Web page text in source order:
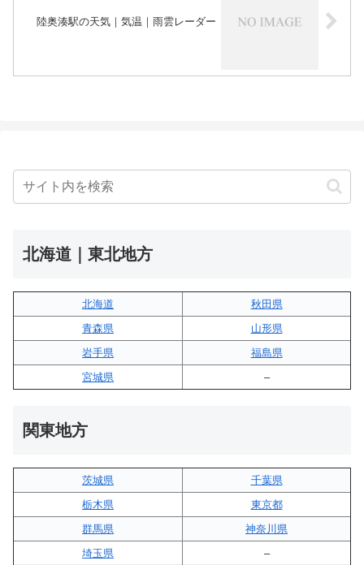
陸奥湊駅の天気｜気温｜雨雲レーダー
北海道｜東北地方
北海道
秋田県
青森県
山形県
岩手県
福島県
宮城県
–
関東地方
茨城県
千葉県
栃木県
東京都
群馬県
神奈川県
埼玉県
–